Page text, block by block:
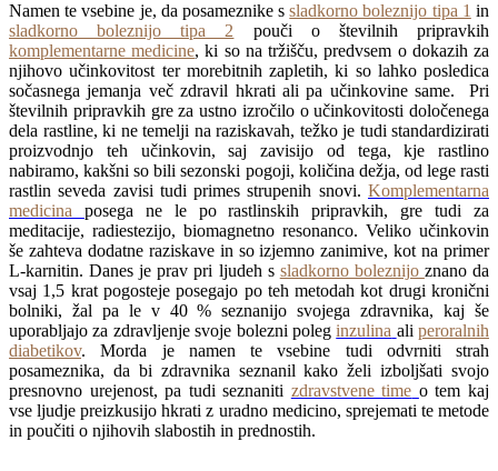
Namen te vsebine je, da posameznike ssladkorno boleznijo tipa 1 in
sladkorno boleznijo tipa 2 pouči o številnih pripravkih
komplementarne medicine, ki so na tržišču, predvsem o dokazih za
njihovo učinkovitost ter morebitnih zapletih, ki so lahko posledica
sočasnega jemanja več zdravil hkrati ali pa učinkovine same. Pri
številnih pripravkih gre za ustno izročilo o učinkovitosti določenega
dela rastline, ki ne temelji na raziskavah, težko je tudi standardizirati
proizvodnjo teh učinkovin, saj zavisijo od tega, kje rastlino
nabiramo, kakšni so bili sezonski pogoji, količina dežja, od lege rasti
rastlin seveda zavisi tudi primes strupenih snovi. Komplementarna
medicina
posega ne le po rastlinskih pripravkih, gre tudi za
meditacije, radiestezijo, biomagnetno resonanco. Veliko učinkovin
še zahteva dodatne raziskave in so izjemno zanimive, kot na primer
L-karnitin. Danes je prav pri ljudeh s sladkorno boleznijo znano da
vsaj 1,5 krat pogosteje posegajo po teh metodah kot drugi kronični
bolniki, žal pa le v 40 % seznanijo svojega zdravnika, kaj še
uporabljajo za zdravljenje svoje bolezni poleginzulina ali peroralnih
diabetikov. Morda je namen te vsebine tudi odvrniti strah
posameznika, da bi zdravnika seznanil kako želi izboljšati svojo
presnovno urejenost, pa tudi seznaniti zdravstvene time o tem kaj
vse ljudje preizkusijo hkrati z uradno medicino, sprejemati te metode
in poučiti o njihovih slabostih in prednostih.